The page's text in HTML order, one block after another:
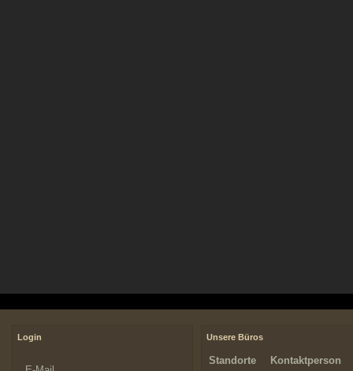
Login Unsere Büros
Standorte Kontaktperson